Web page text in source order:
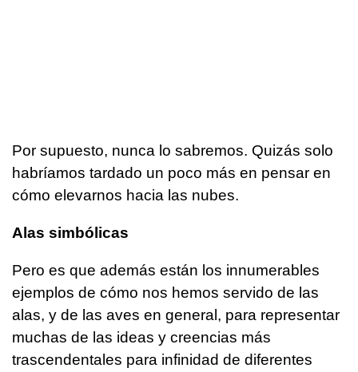
Por supuesto, nunca lo sabremos. Quizás solo
habríamos tardado un poco más en pensar en
cómo elevarnos hacia las nubes.
Alas simbólicas
Pero es que además están los innumerables
ejemplos de cómo nos hemos servido de las
alas, y de las aves en general, para representar
muchas de las ideas y creencias más
trascendentales para infinidad de diferentes